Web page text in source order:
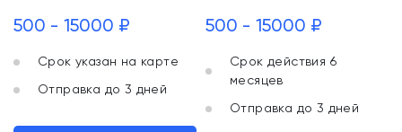
500 - 15000 ₽
Срок указан на карте
Отправка до 3 дней
500 - 15000 ₽
Срок действия 6
месяцев
Отправка до 3 дней